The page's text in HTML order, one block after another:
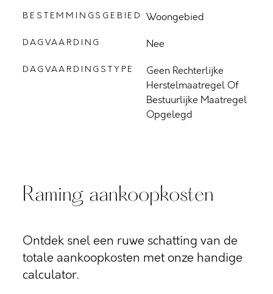
BESTEMMINGSGEBIED Woongebied
DAGVAARDING Nee
DAGVAARDINGSTYPE
Geen Rechterlijke
Herstelmaatregel Of
Bestuurlijke Maatregel
Opgelegd
Raming aankoopkosten
Ontdek snel een ruwe schatting van de
totale aankoopkosten met onze handige
calculator.